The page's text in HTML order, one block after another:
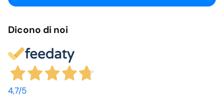
Dicono di noi
4,7/5